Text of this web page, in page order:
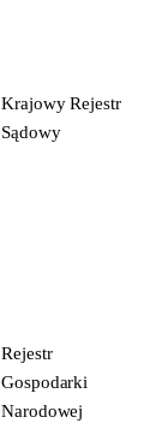
Krajowy Rejestr
Sądowy
Rejestr
Gospodarki
Narodowej